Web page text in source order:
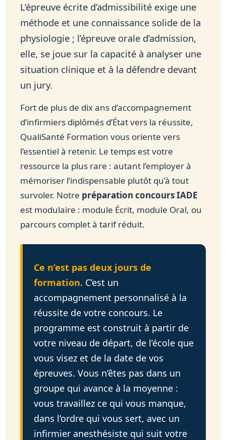
L’épreuve écrite d’admissibilité exige une
méthode et une connaissance solide de la
physiologie ; l’épreuve orale d’admission,
elle, se joue sur la capacité à analyser une
situation clinique et à la défendre devant
un jury.
Fort de plus de dix ans d’accompagnement
d’infirmiers diplômés d’État vers la réussite,
QualiSanté Formation vous oriente vers
l’essentiel à retenir. Le temps est votre
ressource la plus rare : autant l’employer à
mémoriser l’indispensable plutôt qu’à tout
survoler. Notre préparation concours IADE
est modulaire : module Écrit, module Oral, ou
parcours complet à tarif réduit.
Ce n’est pas deux jours de
formation. C’est un
accompagnement personnalisé à la
réussite de votre concours. Le
programme est construit à partir de
votre niveau de départ, de l’école que
vous visez et de la date de vos
épreuves. Vous n’êtes pas dans un
groupe qui avance à la moyenne :
vous travaillez ce qui vous manque,
dans l’ordre qui vous sert, avec un
infirmier anesthésiste qui suit votre